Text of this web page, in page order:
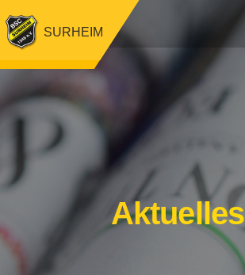
SURHEIM
Aktuelles